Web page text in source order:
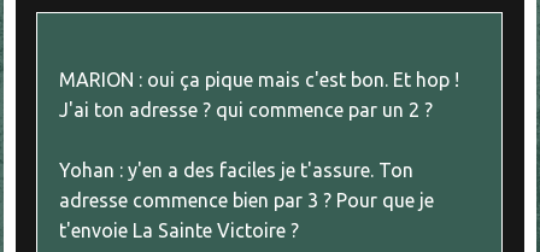
MARION : oui ça pique mais c'est bon. Et hop !
J'ai ton adresse ? qui commence par un 2 ?
Yohan : y'en a des faciles je t'assure. Ton
adresse commence bien par 3 ? Pour que je
t'envoie La Sainte Victoire ?